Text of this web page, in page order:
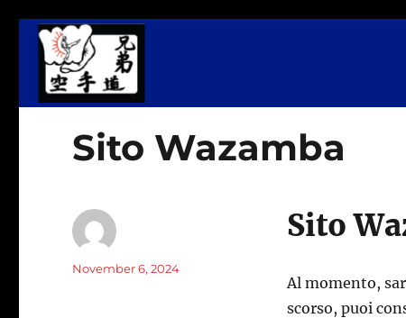
Kyodai Dojo
Sito Wazamba
Sito
Al momento,
scorso, puoi
Author
Posted
November 6, 2024